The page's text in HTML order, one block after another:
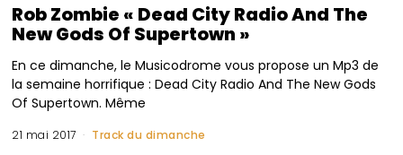
Rob Zombie « Dead City Radio And The
New Gods Of Supertown »
En ce dimanche, le Musicodrome vous propose un Mp3 de
la semaine horrifique : Dead City Radio And The New Gods
Of Supertown. Même
21 mai 2017 Track du dimanche